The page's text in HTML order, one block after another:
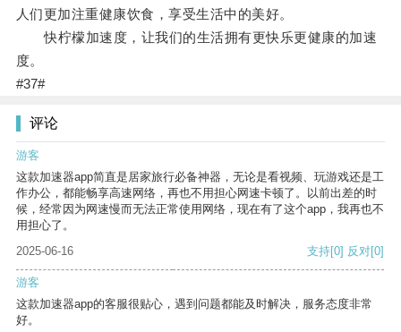
人们更加注重健康饮食，享受生活中的美好。
快柠檬加速度，让我们的生活拥有更快乐更健康的加速
度。
#37#
评论
游客
这款加速器app简直是居家旅行必备神器，无论是看视频、玩游戏还是工
作办公，都能畅享高速网络，再也不用担心网速卡顿了。以前出差的时
候，经常因为网速慢而无法正常使用网络，现在有了这个app，我再也不
用担心了。
2025-06-16
支持[0] 反对[0]
游客
这款加速器app的客服很贴心，遇到问题都能及时解决，服务态度非常
好。